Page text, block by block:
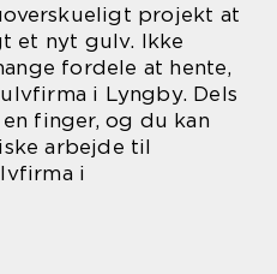
projekt at
et nyt gulv. Ikke
fordele at hente,
i Lyngby. Dels
finger, og du kan
arbejde til
i